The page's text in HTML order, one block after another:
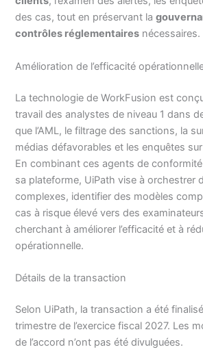
des cas, tout en préservant la
contrôles réglementaires nécessaires.
Amélioration de l’efficacité
La technologie de WorkFusion est
travail des analystes de niveau 1 dans
que l’AML, le filtrage des sanctions, la
médias défavorables et les enquêtes
En combinant ces agents de
sa plateforme, UiPath vise à orchestrer
complexes, identifier des modèles
cas à risque élevé vers des
cherchant à améliorer l’efficacité et à
opérationnelle.
Détails de la transaction
Selon UiPath, la transaction a été
trimestre de l’exercice fiscal 2027. Les
de l’accord n’ont pas été divulguées.